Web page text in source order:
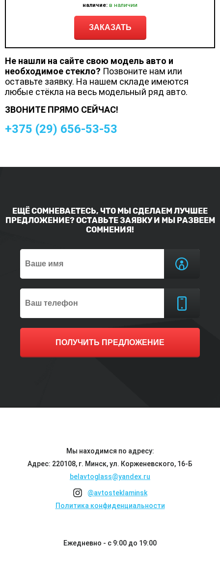
наличие: в наличии
ЗАКАЗАТЬ
Не нашли на сайте свою модель авто и
необходимое стекло? Позвоните нам или
оставьте заявку. На нашем складе имеются
любые стёкла на весь модельный ряд авто.
ЗВОНИТЕ ПРЯМО СЕЙЧАС!
+375 (29) 656-53-53
ЕЩЁ СОМНЕВАЕТЕСЬ, ЧТО МЫ СДЕЛАЕМ ЛУЧШЕЕ
ПРЕДЛОЖЕНИЕ? ОСТАВЬТЕ ЗАЯВКУ И МЫ РАЗВЕЕМ
СОМНЕНИЯ!
ПОЛУЧИТЬ ПРЕДЛОЖЕНИЕ
Мы находимся по адресу:
Адрес: 220108, г. Минск, ул. Корженевского, 16-Б
belavtoglass@yandex.ru
@avtosteklaminsk
Политика конфиденциальности
Ежедневно - с 9:00 до 19:00